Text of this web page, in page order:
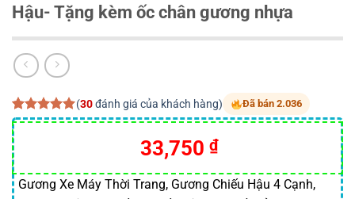
Hậu- Tặng kèm ốc chân gương nhựa
5.00trên 5
dựa trên
30
đánh giá
(30đánh giá của khách hàng) Đã bán 2.036
Giá
gốc
là:
33,750 ₫Giá
hiện
tại
Gương Xe Máy Thời Trang, Gương Chiếu Hậu 4 Cạnh,